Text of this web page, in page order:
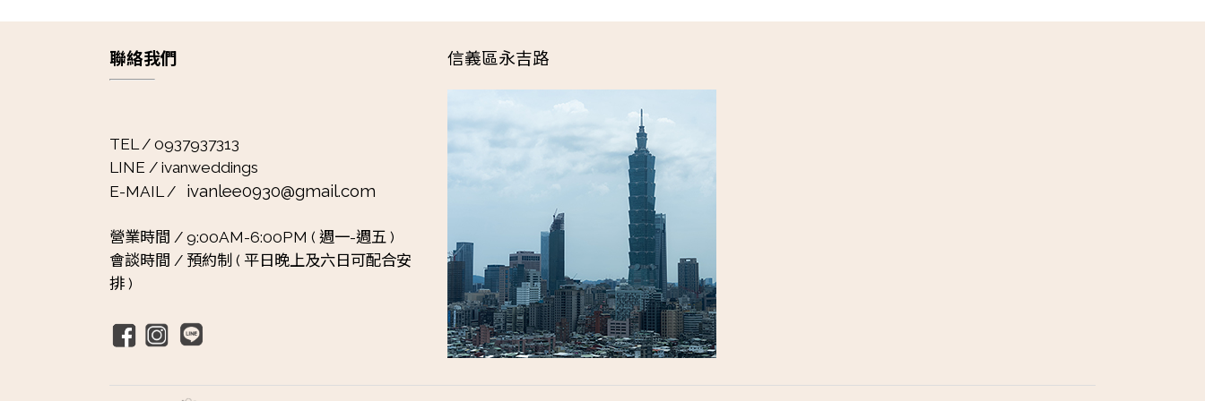
聯絡我們
TEL / 0937937313
LINE / ivanweddings
E-MAIL / ivanlee0930@gmail.com
營業時間 / 9:00AM-6:00PM ( 週一-週五 )
會談時間 / 預約制 ( 平日晚上及六日可配合安
排 )
信義區永吉路